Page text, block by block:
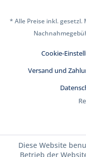
* Alle Preise inkl.
Cookie-
Versand und
Diese Website
Betrieb der